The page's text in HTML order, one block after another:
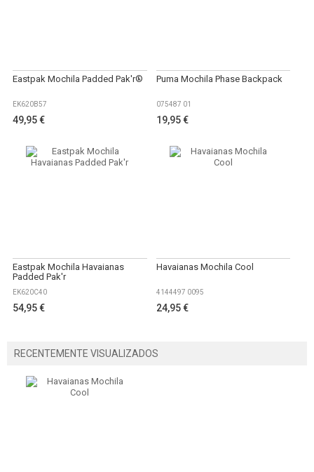
Eastpak Mochila Padded Pak'r®
EK620B57
49,95 €
Puma Mochila Phase Backpack
075487 01
19,95 €
Eastpak Mochila Havaianas
Padded Pak'r
EK620C40
54,95 €
Havaianas Mochila Cool
4144497 0095
24,95 €
RECENTEMENTE VISUALIZADOS